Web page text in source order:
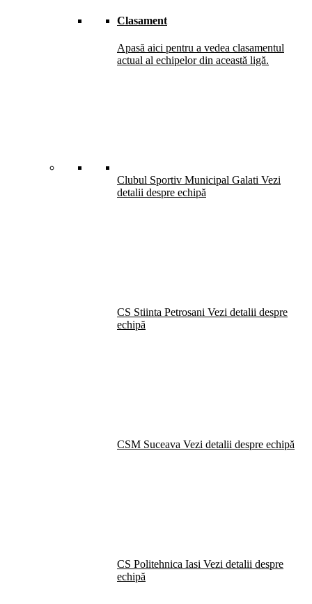
Clasament
Apasă aici pentru a vedea clasamentul
actual al echipelor din această ligă.
Clubul Sportiv Municipal Galati Vezi
detalii despre echipă
CS Stiinta Petrosani Vezi detalii despre
echipă
CSM Suceava Vezi detalii despre echipă
CS Politehnica Iasi Vezi detalii despre
echipă